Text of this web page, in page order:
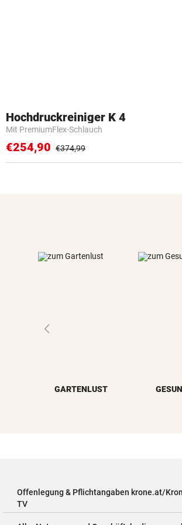
Hochdruckreiniger K 4
Mit PremiumFlex-Schlauch
€254,90 €374,99
GARTENLUST
Offenlegung & Pflichtangaben krone.at/
TV